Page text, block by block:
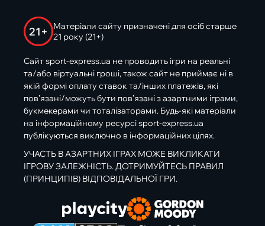
21+
Матеріали сайту призначені для осіб старше
21 року (21+)
Сайт sport-express.ua не проводить ігри на реальні
та/або віртуальні гроші, також сайт не приймає ні в
якій формі оплату ставок та/інших платежів, які
пов’язані/можуть бути пов’язані з азартними іграми,
букмекерами чи тоталізаторами. Будь-які матеріали
на інформаційному ресурсі sport-express.ua
публікуються виключно в інформаційних цілях.
УЧАСТЬ В АЗАРТНИХ ІГРАХ МОЖЕ ВИКЛИКАТИ
ІГРОВУ ЗАЛЕЖНІСТЬ. ДОТРИМУЙТЕСЬ ПРАВИЛ
(ПРИНЦИПІВ) ВІДПОВІДАЛЬНОЇ ГРИ.